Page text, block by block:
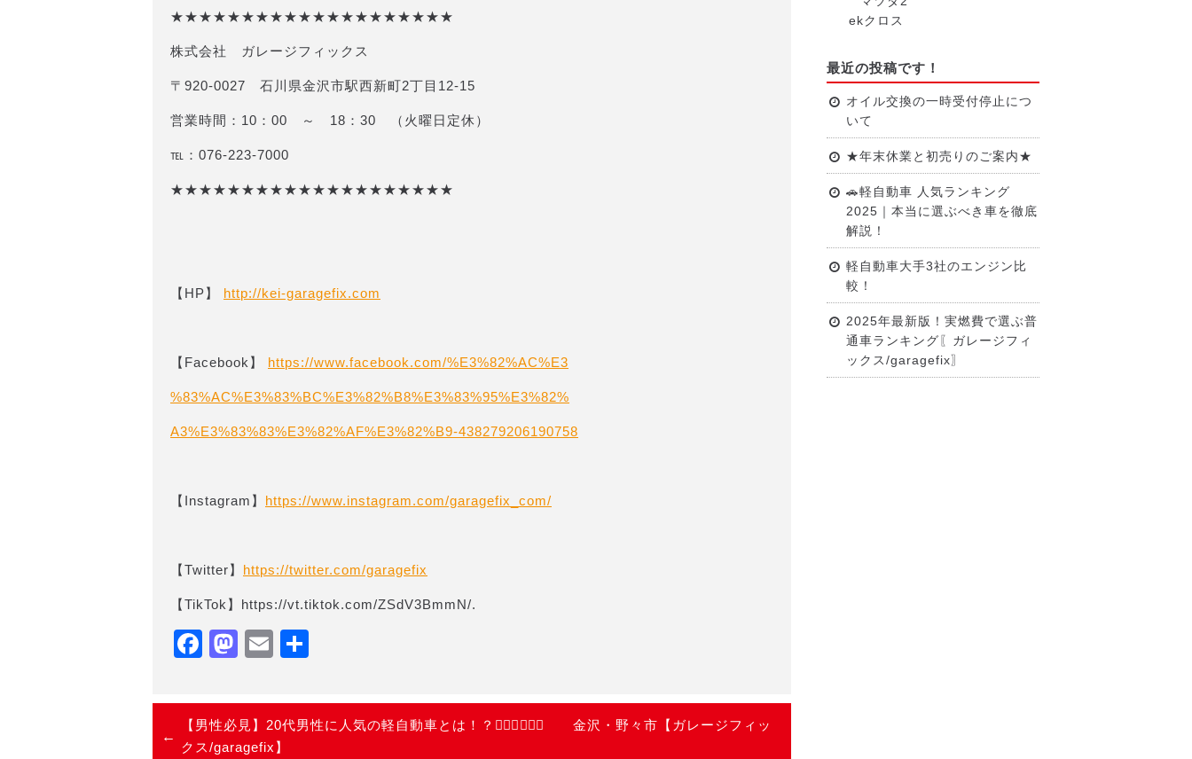
★★★★★★★★★★★★★★★★★★★★
株式会社 ガレージフィックス
〒920-0027 石川県金沢市駅西新町2丁目12-15
営業時間：10：00 ～ 18：30 （火曜日定休）
℡：076-223-7000
★★★★★★★★★★★★★★★★★★★★
【HP】 http://kei-garagefix.com​​
【Facebook】 https://www.facebook.com/%E3%82%AC%E3
%83%AC%E3%83%BC%E3%82%B8%E3%83%95%E3%82%
A3%E3%83%83%E3%82%AF%E3%82%B9-438279206190758
【Instagram】 https://www.instagram.com/garagefix_com/
【Twitter】 https://twitter.com/garagefix
【TikTok】https://vt.tiktok.com/ZSdV3BmmN/.
Facebook
Mastodon
Email
【男性必見】20代男性に人気の軽自動車とは！？💁🏻‍♂️💁🏻‍♀️ 金沢・野々市【ガレージフィッ
クス/garagefix】
ekクロス
最近の投稿です！
オイル交換の一時受付停止につ
いて
★年末休業と初売りのご案内★
🚗軽自動車 人気ランキング
2025｜本当に選ぶべき車を徹底
解説！
軽自動車大手3社のエンジン比
較！
2025年最新版！実燃費で選ぶ普
通車ランキング〖ガレージフィ
ックス/garagefix〗